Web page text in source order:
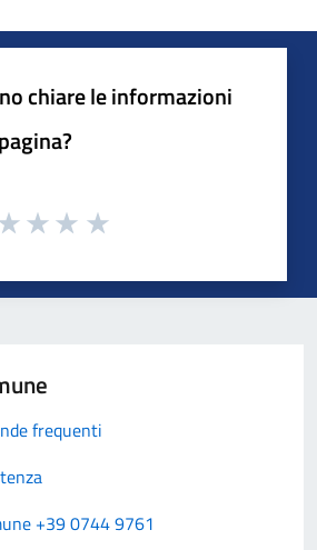
chiare le informazioni
frequenti
+39 0744 9761